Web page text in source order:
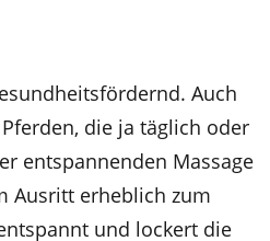
Auch
die ja täglich oder
entspannenden Massage
Ausritt erheblich zum
und lockert die